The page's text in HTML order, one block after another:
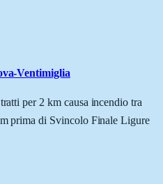
Ventimiglia
per 2 km causa incendio tra
prima di Svincolo Finale Ligure